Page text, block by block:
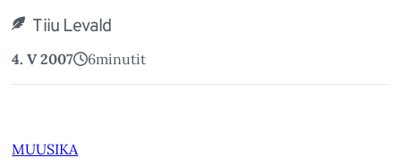
Tiiu Levald
4. V 2007 6minutit
MUUSIKA